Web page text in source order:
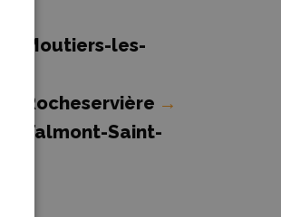
Moutiers-les-
Rocheservière →
Talmont-Saint-